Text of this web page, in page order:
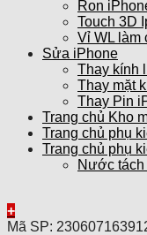
Ron
Touch 3D
Vỉ WL làm
Sửa iPhone
Thay kính
Thay mặt
Thay Pin
Trang chủ Kho
Trang chủ phụ
Trang chủ phụ
Nước
+
Mã SP: